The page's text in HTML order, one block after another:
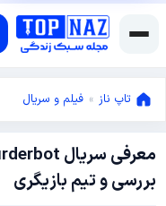
تاپ ناز » فیلم و سریال
بررسی و تیم بازیگری
می
18,